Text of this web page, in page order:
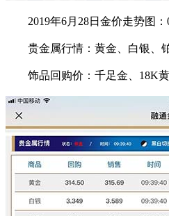
2019年6月28日金价走势图：
贵金属行情：黄金、白银、
饰品回购价：千足金、18K黄